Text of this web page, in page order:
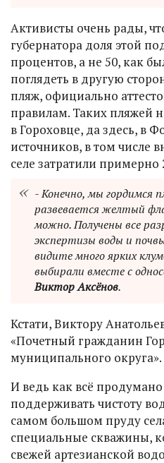
Активисты очень рады,
губернатора доля этой
процентов, а не 50, как
поглядеть в другую
пляж, официально
правилам. Таких пляжей
в Гороховце, да здесь, в
источников, в том числе
селе затратили примерно
- Конечно, мы гордимся
развевается желтый
можно. Получены все
экспертизы воды и
видите много ярких
выбирали вместе с
Виктор Аксёнов.
Кстати, Виктору
«Почетный гражданин
муниципального округа».
И ведь как всё
поддерживать чистоту
самом большом пруду
специальные скважины,
свежей артезианской